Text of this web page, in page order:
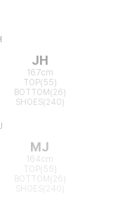
JH
167cm
TOP(55)
BOTTOM(26)
SHOES(240)
MJ
164cm
TOP(55)
BOTTOM(26)